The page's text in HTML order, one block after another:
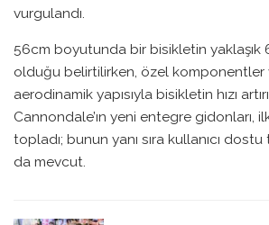
vurgulandı.
56cm boyutunda bir bisikletin yaklaşık
olduğu belirtilirken, özel komponentler
aerodinamik yapısıyla bisikletin hızı
Cannondale’ın yeni entegre gidonları,
topladı; bunun yanı sıra kullanıcı dostu
da mevcut.